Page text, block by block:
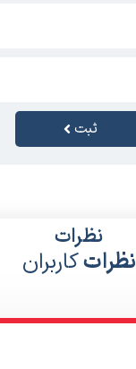
ثبت
نظرات
نظراتکاربران